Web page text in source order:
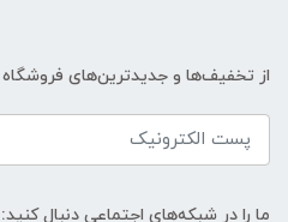
از تخفیف‌ها و جدیدترین‌های فروشگاه
ما را در شبکه‌های اجتماعی دنبال کنید: